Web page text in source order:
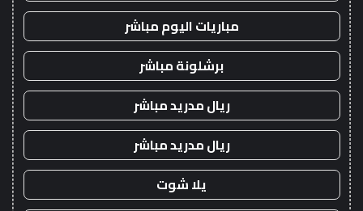
مباريات اليوم مباشر
برشلونة مباشر
ريال مدريد مباشر
ريال مدريد مباشر
يلا شوت